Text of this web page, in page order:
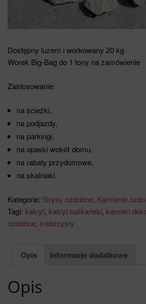
Dostępny luzem i workowany 20 kg
Worek Big-Bag do 1 tony na zamówienie
Zastosowanie:
na ścieżki,
na podjazdy,
na parkingi,
na opaski wokół domu,
na rabaty przydomowe,
na skalniaki.
Kategorie: Grysy ozdobne, Kamienie
Tagi: kalcyt, kalcyt bałkański, kamień
ozdobne, srebrzysty
Opis Informacje dodatkowe
Opis